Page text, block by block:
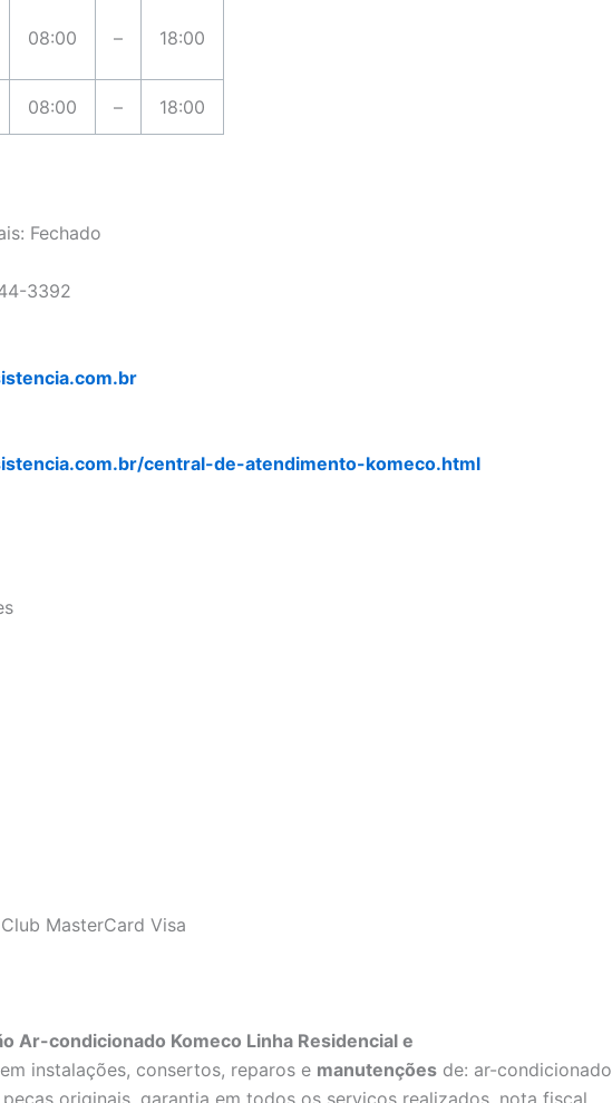
08:00 – 18:00
08:00 – 18:00
Fechado
3392
central-de-atendimento-komeco.html
MasterCard Visa
Ar-condicionado Komeco Linha Residencial e
instalações, consertos, reparos e manutenções de: ar-condicionado
originais, garantia em todos os serviços realizados, nota fiscal,